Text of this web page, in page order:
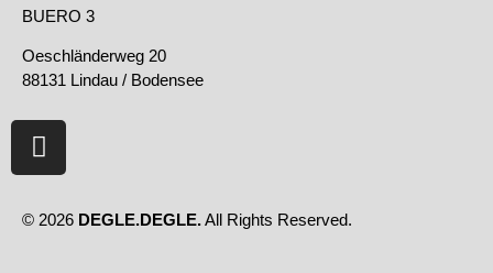
BUERO 3
Oeschländerweg 20
88131 Lindau / Bodensee
© 2026 DEGLE.DEGLE.All Rights Reserved.